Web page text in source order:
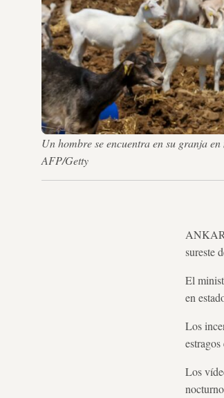
Un hombre se encuentra en su granja
AFP/Getty
sureste
El
en
Los
Los